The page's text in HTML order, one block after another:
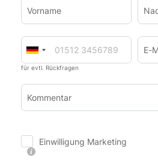
Vorname
für evtl. Rückfragen
E-
Kommentar
Einwilligung Marketing